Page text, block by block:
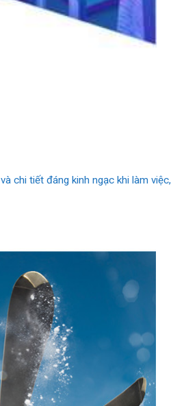
chi tiết đáng kinh ngạc khi làm việc,